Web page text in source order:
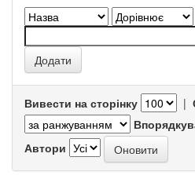
Вивести на сторінку |
Автори